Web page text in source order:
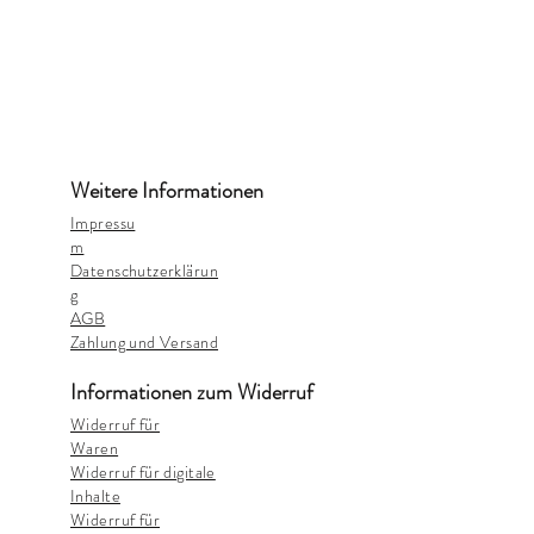
Weitere Informationen
Impressu
m
Datenschutzerklärun
g
AGB
Zahlung und Versand
Informationen zum Widerruf
Widerruf für
Waren
Widerruf für digitale
Inhalte
Widerruf für